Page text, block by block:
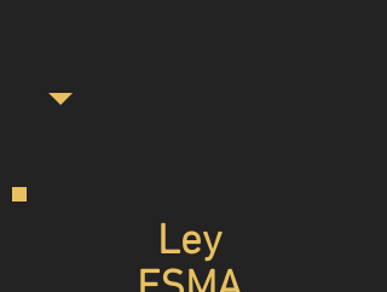
Ley